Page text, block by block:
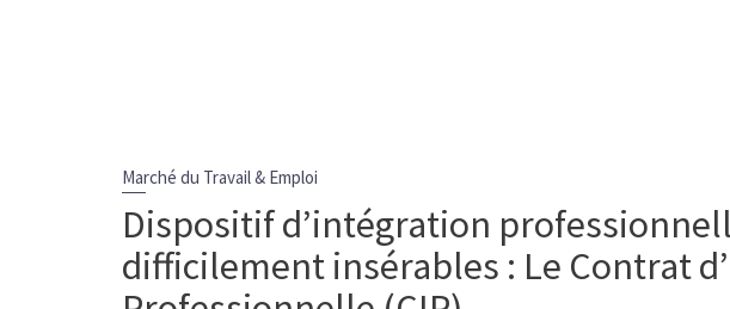
Marché du Travail & Emploi
Dispositif d’intégration
difficilement insérables : Le Contrat